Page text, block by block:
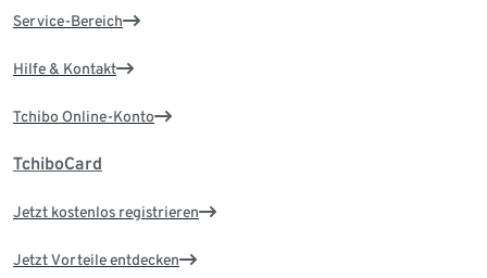
Service-Bereich
Hilfe & Kontakt
Tchibo Online-Konto
TchiboCard
Jetzt kostenlos registrieren
Jetzt Vorteile entdecken